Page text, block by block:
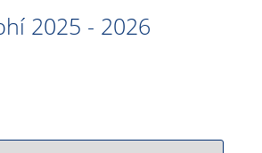
2025 - 2026